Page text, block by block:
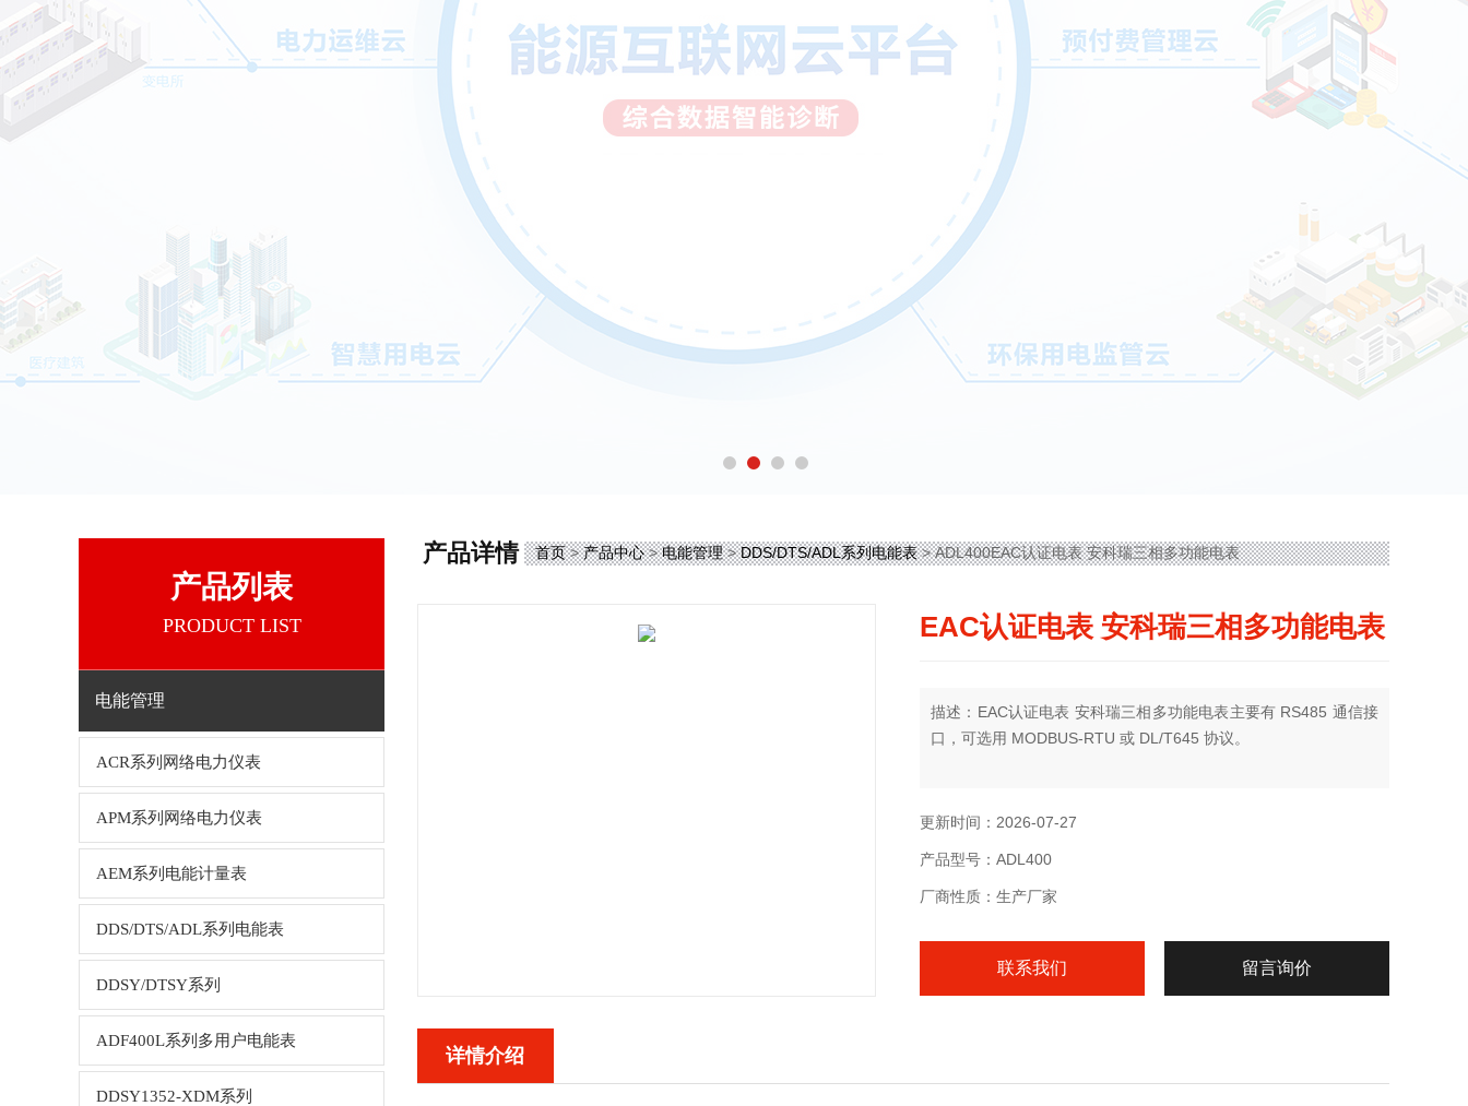
产品列表
PRODUCT LIST
电能管理
ACR系列网络电力仪表
APM系列网络电力仪表
AEM系列电能计量表
DDS/DTS/ADL系列电能表
DDSY/DTSY系列
ADF400L系列多用户电能表
DDSY1352-XDM系列
产品详情 首页>产品中心>电能管理>DDS/DTS/ADL系列电能表> ADL400EAC认证电表 安科瑞三相多功能电表
EAC认证电表 安科瑞三相多功能电表
描述：EAC认证电表 安科瑞三相多功能电表主要有 RS485 通信接
口，可选用 MODBUS-RTU 或 DL/T645 协议。
更新时间：2026-07-27
产品型号：ADL400
厂商性质：生产厂家
联系我们 留言询价
详情介绍